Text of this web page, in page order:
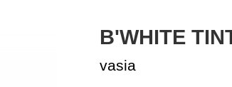
B'WHITE
vasia